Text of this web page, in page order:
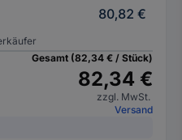
80,82 €
Gesamt (82,34 € / Stück)
82,34 €
zzgl. MwSt.
Versand